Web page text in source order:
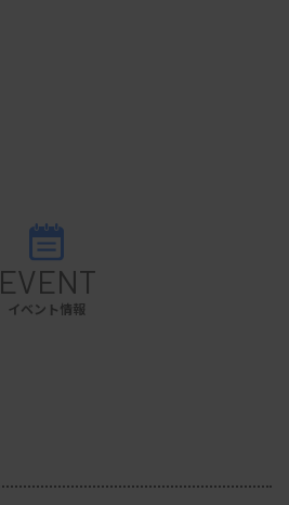
EVENT
イベント情報